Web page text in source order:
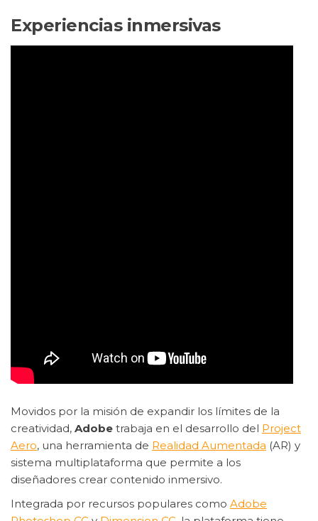
Experiencias inmersivas
Movidos por la misión de expandir los límites de la
creatividad, Adobe trabaja en el desarrollo del Project
Aero, una herramienta de Realidad Aumentada (AR) y
sistema multiplataforma que permite a los
diseñadores crear contenido inmersivo.
Integrada por recursos populares como Adobe